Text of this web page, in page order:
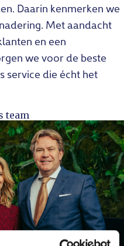
Daarin kenmerken we
Met aandacht
en een
we voor de beste
service die écht het
team